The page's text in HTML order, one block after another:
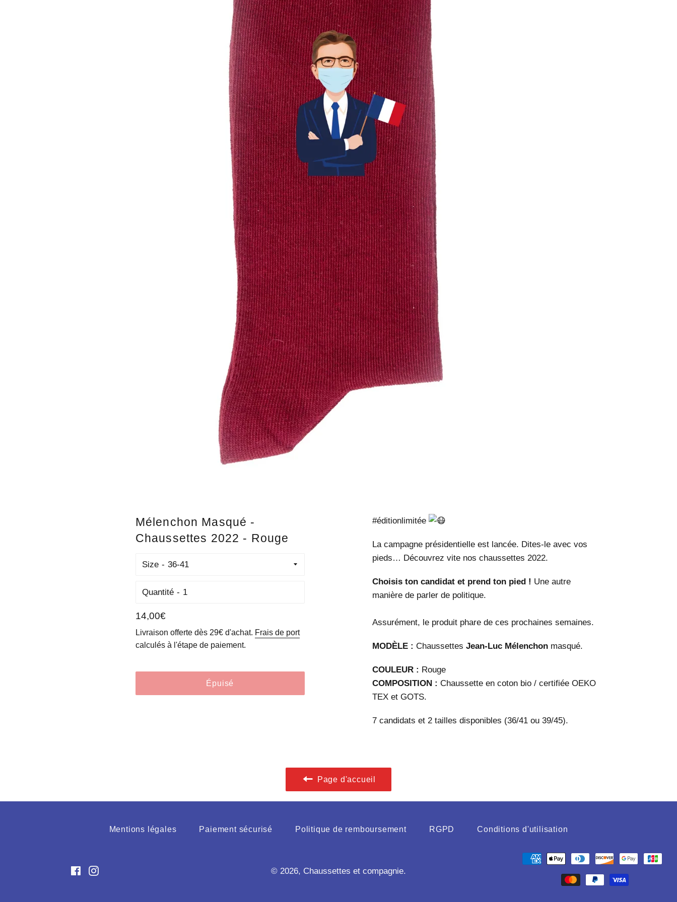
Mélenchon Masqué -
Chaussettes 2022 - Rouge
Size
Quantité
Prix
régulier
14,00€
Livraison offerte dès 29€ d'achat. Frais de port
calculés à l'étape de paiement.
Épuisé
#éditionlimitée
La campagne présidentielle est lancée. Dites-le avec vos
pieds… Découvrez vite nos chaussettes 2022.
Choisis ton candidat et prend ton pied ! Une autre
manière de parler de politique.
Assurément, le produit phare de ces prochaines semaines.
MODÈLE : ChaussettesJean-Luc Mélenchon masqué.
COULEUR : Rouge
COMPOSITION :Chaussette en coton bio / certifiée OEKO
TEX et GOTS.
7 candidats et 2 tailles disponibles (36/41 ou 39/45).
Page d'accueil
Mentions légales Paiement sécurisé Politique de remboursement RGPD Conditions d'utilisation
FacebookInstagram © 2026, Chaussettes et compagnie.
Moyens
de
paiement